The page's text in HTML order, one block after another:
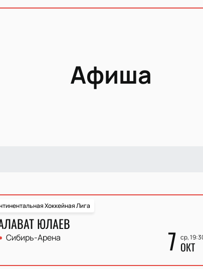
Афиша
Хоккейная Лига
ЮЛАЕВ
Сибирь-Арена 7 ср,
ОКТ